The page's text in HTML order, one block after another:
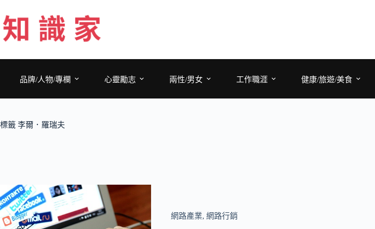
至
主
要
品牌/人物/專欄
心靈勵志 兩性/男女 工作職涯 健康/旅遊/美食
標籤 李爾．羅瑞夫
網路產業, 網路行銷